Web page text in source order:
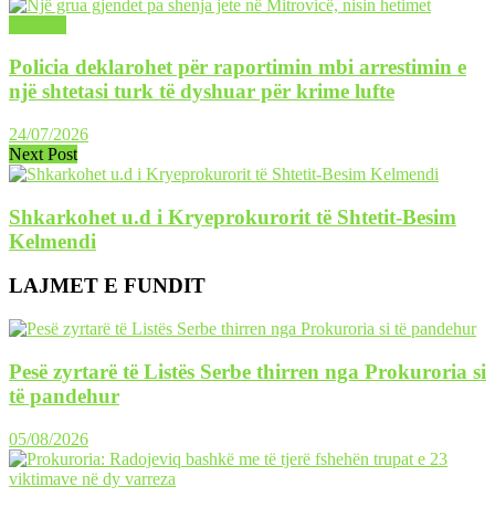
Policia deklarohet për raportimin mbi arrestimin e
një shtetasi turk të dyshuar për krime lufte
24/07/2026
Next Post
Shkarkohet u.d i Kryeprokurorit të Shtetit-Besim
Kelmendi
LAJMET E FUNDIT
Pesë zyrtarë të Listës Serbe thirren nga Prokuroria si
të pandehur
05/08/2026